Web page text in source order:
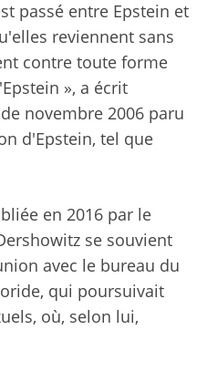
passé entre Epstein et
reviennent sans
contre toute forme
», a écrit
novembre 2006 paru
d'Epstein, tel que
en 2016 par le
se souvient
avec le bureau du
qui poursuivait
où, selon lui,